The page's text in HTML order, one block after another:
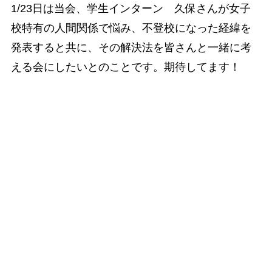
1/23日は当会、学生インターン 久保さんが女子
校特有の人間関係で悩み、不登校になった経緯を
発表すると共に、その解決法を皆さんと一緒に考
える会にしたいとのことです。期待してます！